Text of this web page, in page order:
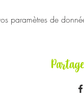
paramètres de